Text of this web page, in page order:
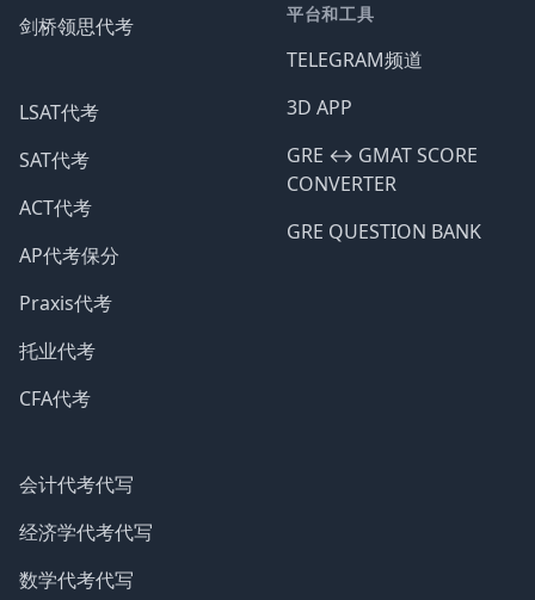
剑桥领思代考
LSAT代考
SAT代考
ACT代考
AP代考保分
Praxis代考
托业代考
CFA代考
会计代考代写
经济学代考代写
数学代考代写
平台和工具
TELEGRAM频道
3D APP
GRE ↔️ GMAT SCORE
CONVERTER
GRE QUESTION BANK